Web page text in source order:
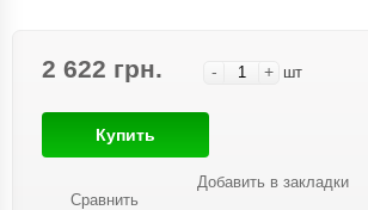
2 622 грн. - + шт
Купить
Сравнить
Добавить в закладки